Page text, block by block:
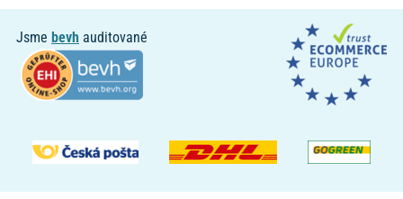
Jsme bevh auditované